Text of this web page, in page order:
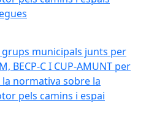
municipals junts per
BECP-C I CUP-AMUNT per
normativa sobre la
pels camins i espai